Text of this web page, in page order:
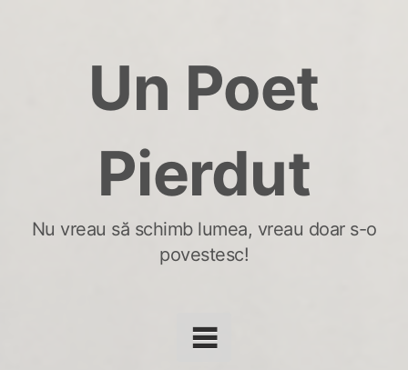
Un Poet
Pierdut
Nu vreau să schimb lumea, vreau doar s-o
povestesc!